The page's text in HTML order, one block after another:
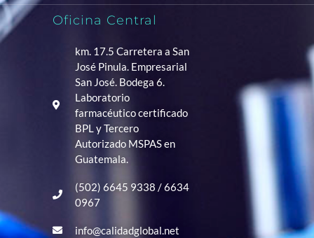
Oficina Central
km. 17.5 Carretera a San
José Pinula. Empresarial
San José. Bodega 6.
Laboratorio
farmacéutico certificado
BPL y Tercero
Autorizado MSPAS en
Guatemala.
(502) 6645 9338 / 6634
0967
info@calidadglobal.net